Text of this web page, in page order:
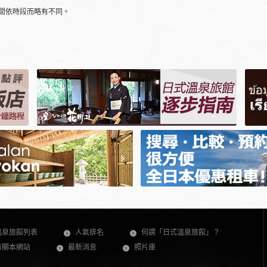
依時段而略有不同。
泉旅館列表 人氣排名
何謂「日式溫泉旅館」？
關本網站
最新消息 照片庫